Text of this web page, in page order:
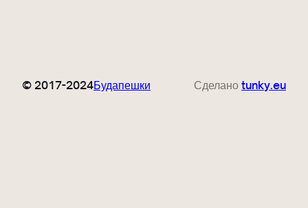
© 2017-2024Будапешки Сделаноtunky.eu